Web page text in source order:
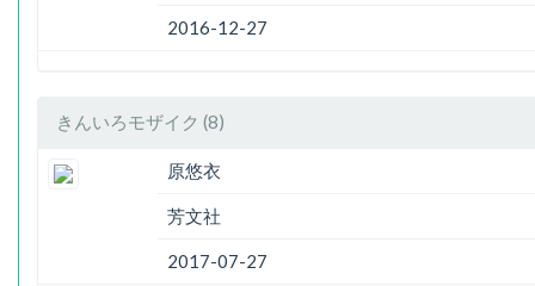
2016-12-27
きんいろモザイク (8)
原悠衣
芳文社
2017-07-27